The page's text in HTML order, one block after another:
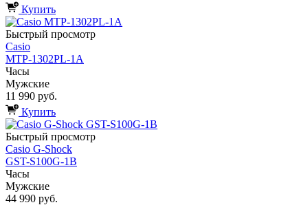
Купить
Быстрый просмотр
Casio
MTP-1302PL-1A
Часы
Мужские
11 990 руб.
Купить
Быстрый просмотр
Casio G-Shock
GST-S100G-1B
Часы
Мужские
44 990 руб.